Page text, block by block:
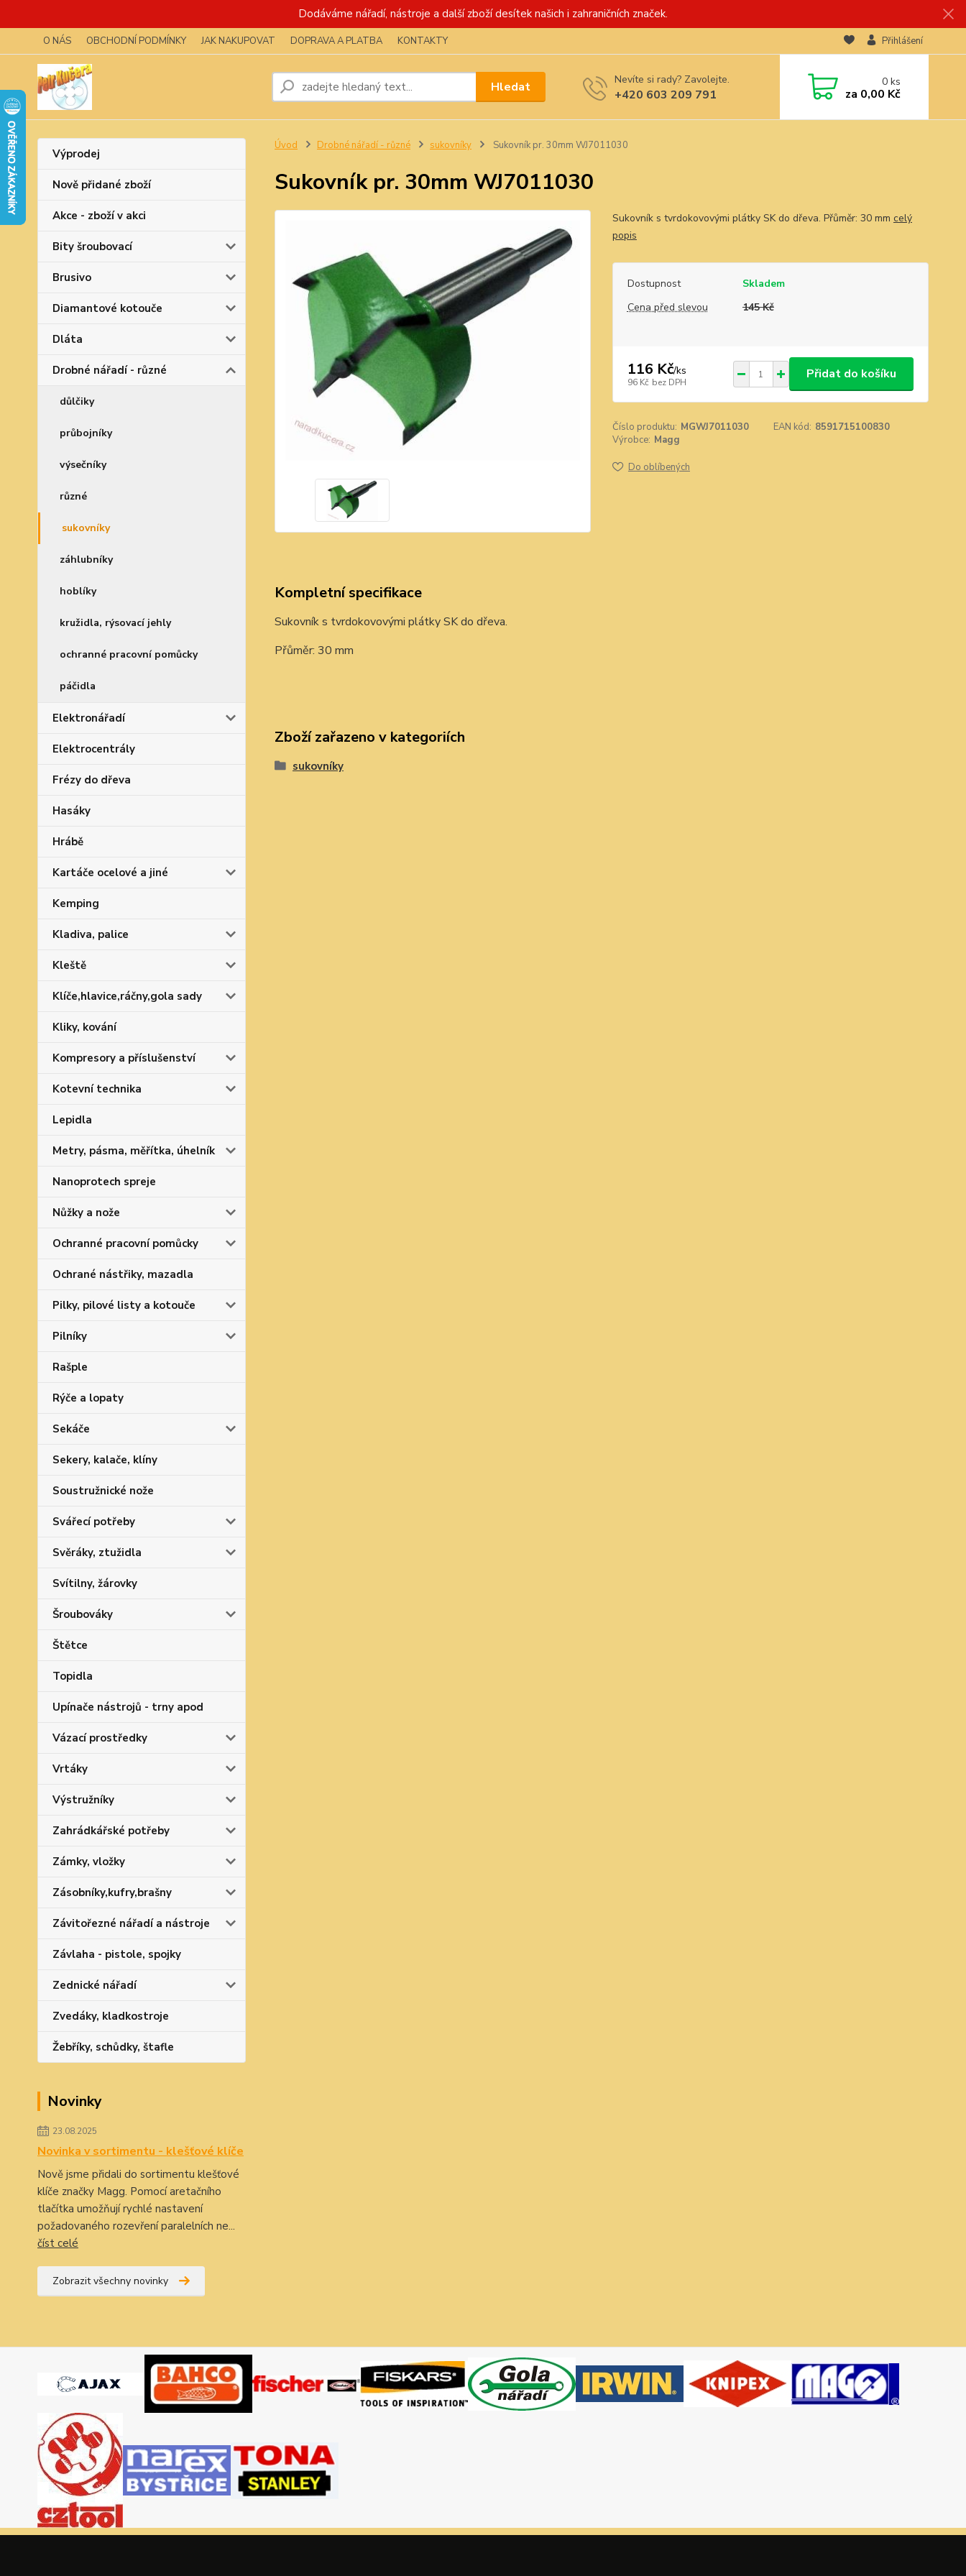
Dodáváme nářadí, nástroje a další zboží desítek našich i zahraničních značek.
O NÁS OBCHODNÍ PODMÍNKY JAK NAKUPOVAT DOPRAVA A PLATBA KONTAKTY Přihlášení
Hledat Nevíte si rady? Zavolejte.
+420 603 209 791
0ks
za 0,00 Kč
Výprodej
Nově přidané zboží
Akce - zboží v akci
Bity šroubovací
Brusivo
Diamantové kotouče
Dláta
Drobné nářadí - různé
důlčiky
průbojníky
výsečníky
různé
sukovníky
záhlubníky
hoblíky
kružidla, rýsovací jehly
ochranné pracovní pomůcky
páčidla
Elektronářadí
Elektrocentrály
Frézy do dřeva
Hasáky
Hrábě
Kartáče ocelové a jiné
Kemping
Kladiva, palice
Kleště
Klíče,hlavice,ráčny,gola sady
Kliky, kování
Kompresory a příslušenství
Kotevní technika
Lepidla
Metry, pásma, měřítka, úhelník
Nanoprotech spreje
Nůžky a nože
Ochranné pracovní pomůcky
Ochrané nástřiky, mazadla
Pilky, pilové listy a kotouče
Pilníky
Rašple
Rýče a lopaty
Sekáče
Sekery, kalače, klíny
Soustružnické nože
Svářecí potřeby
Svěráky, ztužidla
Svítilny, žárovky
Šroubováky
Štětce
Topidla
Upínače nástrojů - trny apod
Vázací prostředky
Vrtáky
Výstružníky
Zahrádkářské potřeby
Zámky, vložky
Zásobníky,kufry,brašny
Závitořezné nářadí a nástroje
Závlaha - pistole, spojky
Zednické nářadí
Zvedáky, kladkostroje
Žebříky, schůdky, štafle
Novinky
23.08.2025
Novinka v sortimentu - klešťové klíče
Nově jsme přidali do sortimentu klešťové
klíče značky Magg. Pomocí aretačního
tlačítka umožňují rychlé nastavení
požadovaného rozevření paralelních ne...
číst celé
Zobrazit všechny novinky
Úvod Drobné nářadí - různé sukovníky Sukovník pr. 30mm WJ7011030
Sukovník pr. 30mm WJ7011030
Sukovník s tvrdokovovými plátky SK do dřeva. Přůměr: 30 mm celý
popis
Dostupnost
Skladem
Cena před slevou
145 Kč
116 Kč/ks
96 Kč bez DPH
Přidat do košíku
Číslo produktu: MGWJ7011030 EAN kód: 8591715100830
Výrobce: Magg
Do oblíbených
Kompletní specifikace
Sukovník s tvrdokovovými plátky SK do dřeva.
Přůměr: 30 mm
Zboží zařazeno v kategoriích
sukovníky